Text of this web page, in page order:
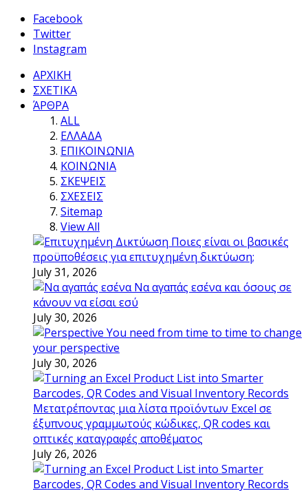
Facebook
Twitter
Instagram
ΑΡΧΙΚΗ
ΣΧΕΤΙΚΑ
ΆΡΘΡΑ
ALL
ΕΛΛΑΔΑ
ΕΠΙΚΟΙΝΩΝΙΑ
ΚΟΙΝΩΝΙΑ
ΣΚΕΨΕΙΣ
ΣΧΕΣΕΙΣ
Sitemap
View All
Ποιες είναι οι βασικές
προϋποθέσεις για επιτυχημένη δικτύωση;
July 31, 2026
Να αγαπάς εσένα και όσους σε
κάνουν να είσαι εσύ
July 30, 2026
You need from time to time to change
your perspective
July 30, 2026
Μετατρέποντας μια λίστα προϊόντων Excel σε
έξυπνους γραμμωτούς κώδικες, QR codes και
οπτικές καταγραφές αποθέματος
July 26, 2026